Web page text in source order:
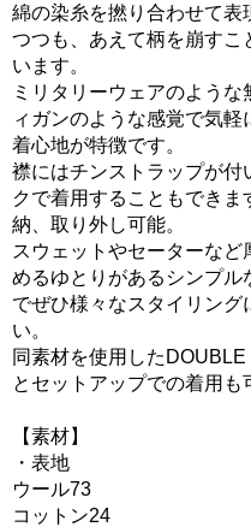
綿の染糸を撚り合わせて表
つつも、あえて柄を崩すこ
います。
ミリタリーウェアのよう
ィガンのような感覚で気
着心地が特徴です。
襟にはチンストラップが付
クで着用することもでき
納、取り外し可能。
スウェットやセーターな
めるゆとりがあるシンプ
でぜひ様々なスタイリング
い。
同素材を使用した
とセットアップでの着用も
【素材】
・表地
ウール73
コットン24